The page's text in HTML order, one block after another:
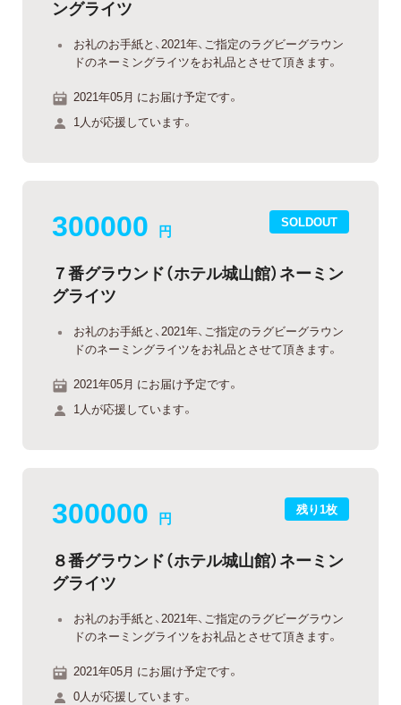
ングライツ
お礼のお手紙と、2021年、ご指定のラグビーグラウン
ドのネーミングライツをお礼品とさせて頂きます。
2021年05月 にお届け予定です。
1人が応援しています。
SOLDOUT
300000 円
７番グラウンド（ホテル城山館）ネーミン
グライツ
お礼のお手紙と、2021年、ご指定のラグビーグラウン
ドのネーミングライツをお礼品とさせて頂きます。
2021年05月 にお届け予定です。
1人が応援しています。
残り1枚
300000 円
８番グラウンド（ホテル城山館）ネーミン
グライツ
お礼のお手紙と、2021年、ご指定のラグビーグラウン
ドのネーミングライツをお礼品とさせて頂きます。
2021年05月 にお届け予定です。
0人が応援しています。